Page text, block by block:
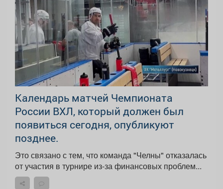
Календарь матчей Чемпионата
России ВХЛ, который должен был
появиться сегодня, опубликуют
позднее.
Это связано с тем, что команда "Челны" отказалась
от участия в турнире из-за финансовых проблем...